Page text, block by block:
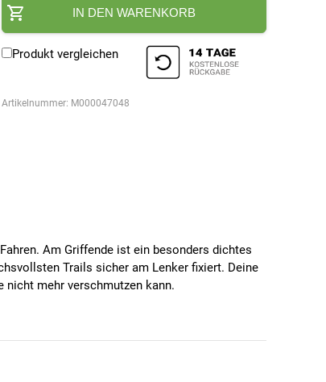
IN DEN WARENKORB
Produkt vergleichen
Artikelnummer: M000047048
Am Griffende ist ein besonders dichtes
Trails sicher am Lenker fixiert. Deine
nicht mehr verschmutzen kann.